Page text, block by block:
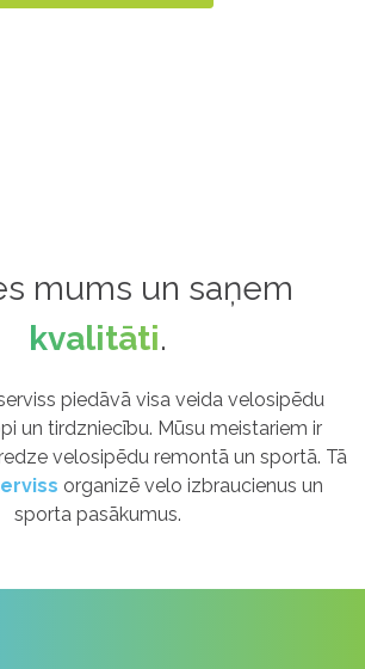
mums un saņem
kvalitāti.
piedāvā visa veida velosipēdu
un tirdzniecību. Mūsu meistariem ir
velosipēdu remontā un sportā. Tā
organizē velo izbraucienus un
sporta pasākumus.